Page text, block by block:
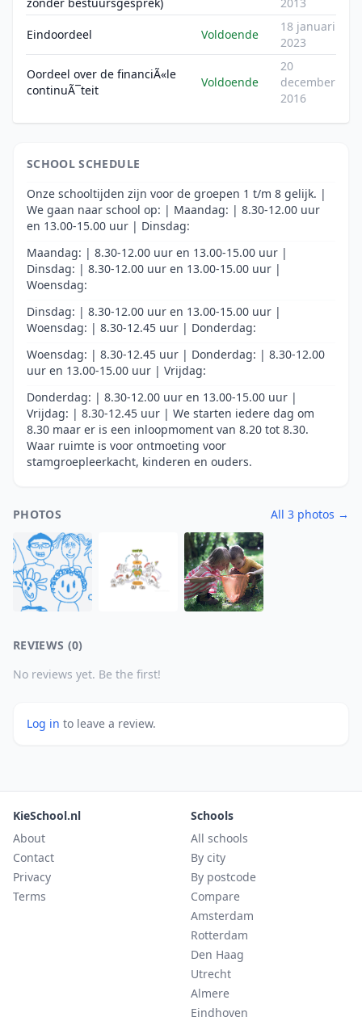
Eindoordeel Voldoende
18 januari
2023
Oordeel over de financiÃ«le
continuÃ¯teit
Voldoende
20
december
2016
SCHOOL SCHEDULE
Onze schooltijden zijn voor de groepen 1 t/m 8 gelijk. |
We gaan naar school op: | Maandag: | 8.30-12.00 uur
en 13.00-15.00 uur | Dinsdag:
Maandag: | 8.30-12.00 uur en 13.00-15.00 uur |
Dinsdag: | 8.30-12.00 uur en 13.00-15.00 uur |
Woensdag:
Dinsdag: | 8.30-12.00 uur en 13.00-15.00 uur |
Woensdag: | 8.30-12.45 uur | Donderdag:
Woensdag: | 8.30-12.45 uur | Donderdag: | 8.30-12.00
uur en 13.00-15.00 uur | Vrijdag:
Donderdag: | 8.30-12.00 uur en 13.00-15.00 uur |
Vrijdag: | 8.30-12.45 uur | We starten iedere dag om
8.30 maar er is een inloopmoment van 8.20 tot 8.30.
Waar ruimte is voor ontmoeting voor
stamgroepleerkacht, kinderen en ouders.
PHOTOS All 3 photos →
REVIEWS (0)
No reviews yet. Be the first!
Log in to leave a review.
KieSchool.nl
About
Contact
Privacy
Terms
Schools
All schools
By city
By postcode
Compare
Amsterdam
Rotterdam
Den Haag
Utrecht
Almere
Eindhoven